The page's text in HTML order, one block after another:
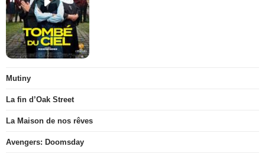
Mutiny
La fin d’Oak Street
La Maison de nos rêves
Avengers: Doomsday